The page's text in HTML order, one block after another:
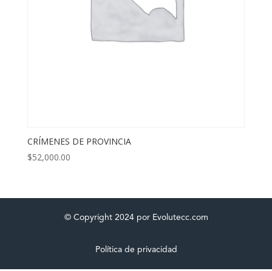
CRÍMENES DE PROVINCIA
$52,000.00
© Copyright 2024 por Evolutecc.com
Política de privacidad